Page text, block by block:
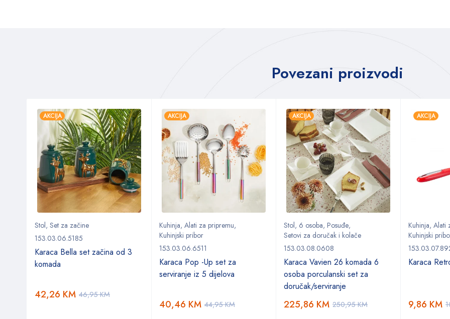
Povezani proizvodi
AKCIJA
Stol, Set za začine
153.03.06.5185
Karaca Bella set začina od 3
komada
46,95KM
42,26 KM
AKCIJA
Kuhinja, Alati za pripremu,
Kuhinjski pribor
153.03.06.6511
Karaca Pop -Up set za
serviranje iz 5 dijelova
44,95KM
40,46 KM
AKCIJA
Stol, 6 osoba, Posuđe,
Setovi za doručak i kolače
153.03.08.0608
Karaca Vavien 26 komada 6
osoba porculanski set za
doručak/serviranje
250,95KM
225,86 KM
AKCIJA
Kuhinja, Alati
Kuhinjski
Karaca
9,86 KM